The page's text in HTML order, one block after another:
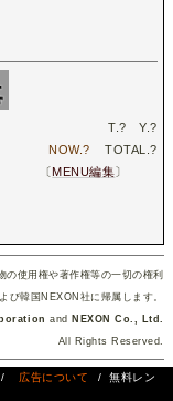
T.? Y.?
NOW.? TOTAL.?
〔MENU編集〕
使用権や著作権等の一切の権利
び韓国NEXON社に帰属します。
and NEXON Co., Ltd.
All Rights Reserved.
/ 広告について
/ 無料レン